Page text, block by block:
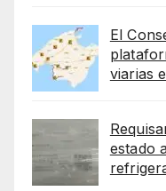
El
viarias
estado